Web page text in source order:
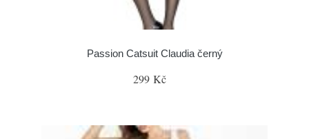
Passion Catsuit Claudia černý
299 Kč